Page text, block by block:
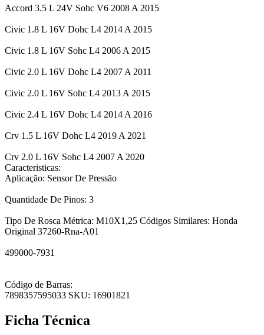
Accord 3.5 L 24V Sohc V6 2008 A 2015
Civic 1.8 L 16V Dohc L4 2014 A 2015
Civic 1.8 L 16V Sohc L4 2006 A 2015
Civic 2.0 L 16V Dohc L4 2007 A 2011
Civic 2.0 L 16V Sohc L4 2013 A 2015
Civic 2.4 L 16V Dohc L4 2014 A 2016
Crv 1.5 L 16V Dohc L4 2019 A 2021
Crv 2.0 L 16V Sohc L4 2007 A 2020
Caracteristicas:
Aplicação: Sensor De Pressão
Quantidade De Pinos: 3
Tipo De Rosca Métrica: M10X1,25 Códigos Similares: Honda
Original 37260-Rna-A01
499000-7931
Código de Barras:
7898357595033 SKU: 16901821
Ficha Técnica